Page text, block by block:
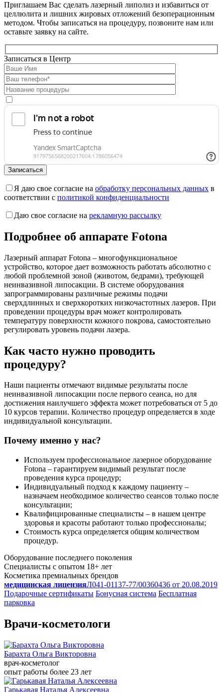
Приглашаем Вас сделать лазерный липолиз и избавиться от
целлюлита и лишних жировых отложений безоперационным
методом. Чтобы записаться на процедуру, позвоните нам или
оставьте заявку на сайте.
Записаться в Центр
Я даю свое согласие на обработку персональных данных в
соответствии с политикой конфиденциальности
Даю свое согласие на рекламную рассылку
Подробнее об аппарате Fotona
Лазерный аппарат Fotona – многофункциональное
устройство, которое дает возможность работать абсолютно с
любой проблемной зоной (животом, бедрами), требующей
неинвазивной липосакции. В системе оборудования
запрограммированы различные режимы подачи
сверхдлинных и сверхкоротких низкочастотных лазеров. При
проведении процедуры врач может контролировать
температуру поверхности кожного покрова, самостоятельно
регулировать уровень подачи лазера.
Как часто нужно проводить
процедуру?
Наши пациенты отмечают видимые результаты после
неинвазивной липосакции после первого сеанса, но для
достижения наилучшего эффекта может потребоваться от 5 до
10 курсов терапии. Количество процедур определяется в ходе
индивидуальной консультации.
Почему именно у нас?
Используем профессиональное лазерное оборудование
Fotona – гарантируем видимый результат после
проведения курса процедур;
Индивидуальный подход к каждому пациенту –
назначаем необходимое количество сеансов только после
консультации;
Квалифицированные специалисты – в нашем центре
здоровья и красоты работают только профессионалы;
Стоимость курса определяется общим количеством
процедур.
Оборудование последнего поколения
Специалисты с опытом 18+ лет
Косметика премиальных брендов
медицинская лицензияЛ041-01137-77/00360436 от 20.08.2019
Подарочные сертификаты Бонусная система Бесплатная
парковка
Врачи-косметологи
Барахта Ольга Викторовна
врач-косметолог
опыт работы более 23 лет
Гарькавая Наталья Алексеевна